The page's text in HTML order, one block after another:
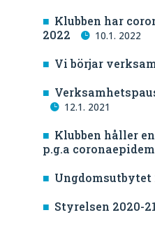
Klubben har
2022
10.1. 2022
Vi börjar
12.1. 2021
Klubben håller
p.g.a
Ungdomsutbytet
Styrelsen 2020-